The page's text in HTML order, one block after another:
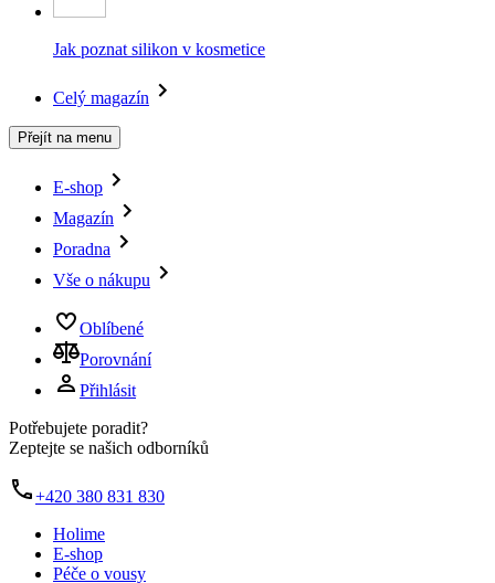
Jak poznat silikon v kosmetice
Celý magazín
Přejít na menu
E-shop
Magazín
Poradna
Vše o nákupu
Oblíbené
Porovnání
Přihlásit
Potřebujete poradit?
Zeptejte se našich odborníků
+420 380 831 830
Holime
E-shop
Péče o vousy